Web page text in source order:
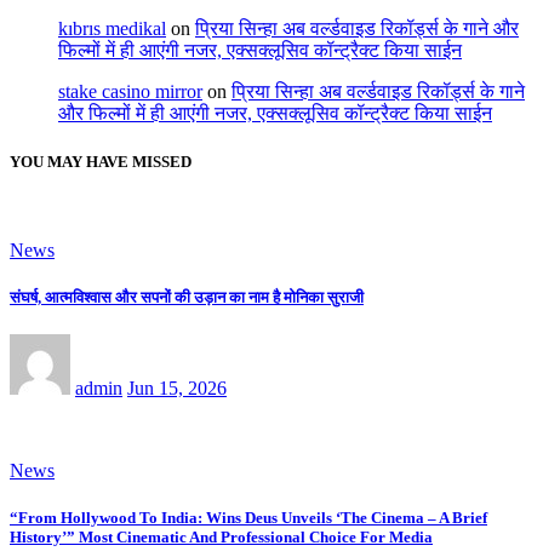
kıbrıs medikal onप्रिया सिन्हा अब वर्ल्डवाइड रिकॉर्ड्स के गाने और
फिल्मों में ही आएंगी नजर, एक्सक्लूसिव कॉन्ट्रैक्ट किया साईन
stake casino mirroronप्रिया सिन्हा अब वर्ल्डवाइड रिकॉर्ड्स के गाने
और फिल्मों में ही आएंगी नजर, एक्सक्लूसिव कॉन्ट्रैक्ट किया साईन
YOU MAY HAVE MISSED
News
संघर्ष, आत्मविश्वास और सपनों की उड़ान का नाम है मोनिका सुराजी
admin Jun 15, 2026
News
“From Hollywood To India: Wins Deus Unveils ‘The Cinema – A Brief
History’” Most Cinematic And Professional Choice For Media